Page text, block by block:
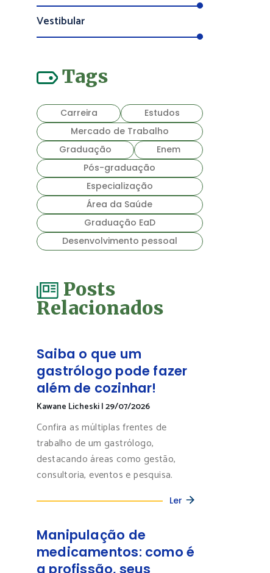
Vestibular
Tags
Carreira
Estudos
Mercado de Trabalho
Graduação
Enem
Pós-graduação
Especialização
Área da Saúde
Graduação EaD
Desenvolvimento pessoal
Posts
Relacionados
Saiba o que um
gastrólogo pode fazer
além de cozinhar!
Kawane Licheski|29/07/2026
Confira as múltiplas frentes de
trabalho de um gastrólogo,
destacando áreas como gestão,
consultoria, eventos e pesquisa.
Ler
Manipulação de
medicamentos: como é
a profissão, seus